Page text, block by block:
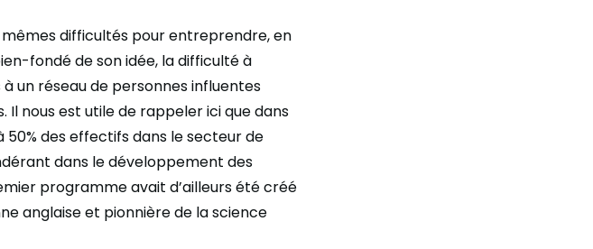
difficultés pour entreprendre, en
fondé de son idée, la difficulté à
un réseau de personnes influentes
nous est utile de rappeler ici que dans
des effectifs dans le secteur de
dans le développement des
programme avait d’ailleurs été créé
anglaise et pionnière de la science